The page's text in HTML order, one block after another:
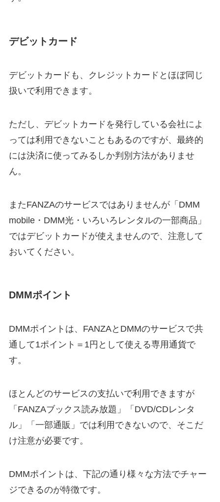
デビットカード
デビットカードも、クレジットカードとほぼ同じ
扱いで利用できます。
ただし、デビットカードを発行している会社によ
っては利用できないこともあるのですが、最終的
には決済に使ってみるしか判別方法がありませ
ん。
またFANZAのサービスではありませんが「DMM
mobile・DMM光・いろいろレンタルの一部商品」
ではデビットカードが使えませんので、注意して
おいてください。
DMMポイント
DMMポイントは、FANZAとDMMのサービスで共
通して1ポイント＝1円として使える専用通貨で
す。
ほとんどのサービスの支払いで利用できますが
「FANZAブックス読み放題」「DVD/CDレンタ
ル」「一部通販」では利用できないので、そこだ
け注意が必要です。
DMMポイントは、下記の通り様々な方法でチャー
ジできるのが特徴です。